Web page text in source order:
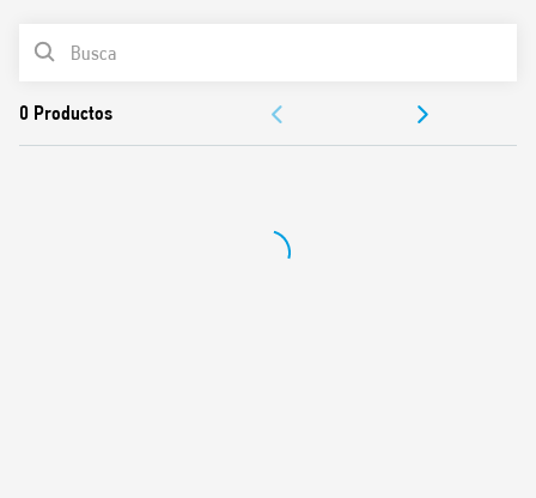
7 secuencias disponibles
Tarjeta de identificación
LISTA DE PRODUCTOS
APROBACIONES